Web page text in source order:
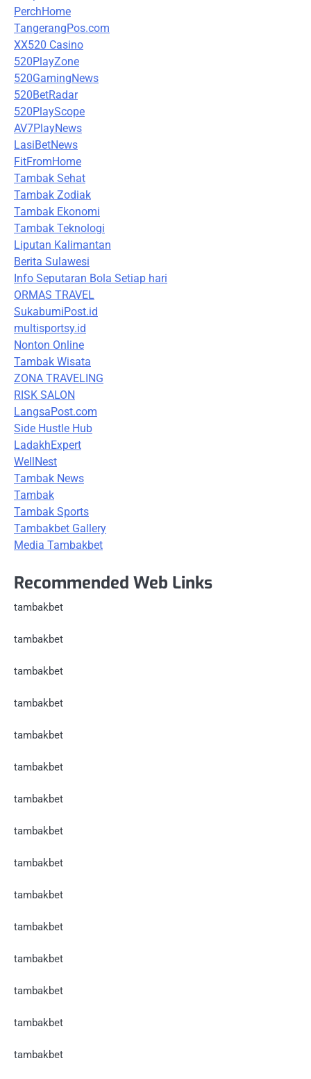
PerchHome
TangerangPos.com
XX520 Casino
520PlayZone
520GamingNews
520BetRadar
520PlayScope
AV7PlayNews
LasiBetNews
FitFromHome
Tambak Sehat
Tambak Zodiak
Tambak Ekonomi
Tambak Teknologi
Liputan Kalimantan
Berita Sulawesi
Info Seputaran Bola Setiap hari
ORMAS TRAVEL
SukabumiPost.id
multisportsy.id
Nonton Online
Tambak Wisata
ZONA TRAVELING
RISK SALON
LangsaPost.com
Side Hustle Hub
LadakhExpert
WellNest
Tambak News
Tambak
Tambak Sports
Tambakbet Gallery
Media Tambakbet
Recommended Web Links
tambakbet
tambakbet
tambakbet
tambakbet
tambakbet
tambakbet
tambakbet
tambakbet
tambakbet
tambakbet
tambakbet
tambakbet
tambakbet
tambakbet
tambakbet